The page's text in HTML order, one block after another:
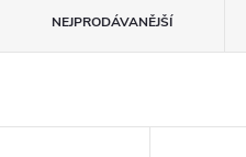
NEJPRODÁVANĚJŠÍ